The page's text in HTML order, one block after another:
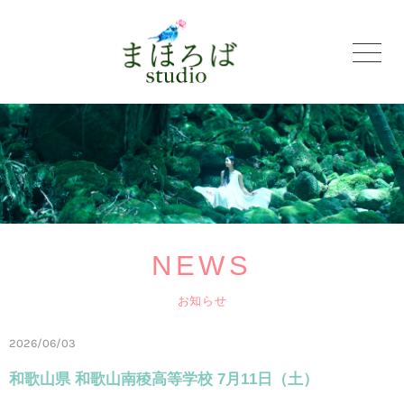
NEWS
お知らせ
2026/06/03
和歌山県 和歌山南稜高等学校 7月11日（土）